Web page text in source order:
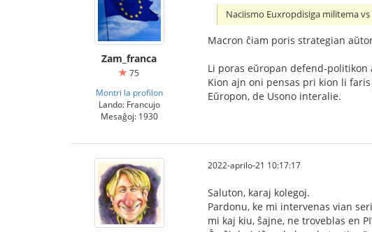
Zam_franca
75
Montri la profilon
Lando: Francujo
Mesaĝoj: 1930
Naciismo Euxropdisiga militema
Macron ĉiam poris strategian
Li poras eŭropan defend-
Kion ajn oni pensas pri kion li
Eŭropon, de Usono interalie.
2022-aprilo-21 10:17:17
Saluton, karaj kolegoj.
Pardonu, ke mi intervenas vian
mi kaj kiu, ŝajne, ne troveblas en